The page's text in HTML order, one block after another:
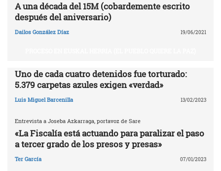
A una década del 15M (cobardemente escrito
después del aniversario)
Dailos González Díaz 19/06/2021
Uno de cada cuatro detenidos fue torturado:
5.379 carpetas azules exigen «verdad»
Luis Miguel Barcenilla 13/02/2023
Entrevista a Joseba Azkarraga, portavoz de Sare
«La Fiscalía está actuando para paralizar el paso
a tercer grado de los presos y presas»
Ter García 07/01/2023